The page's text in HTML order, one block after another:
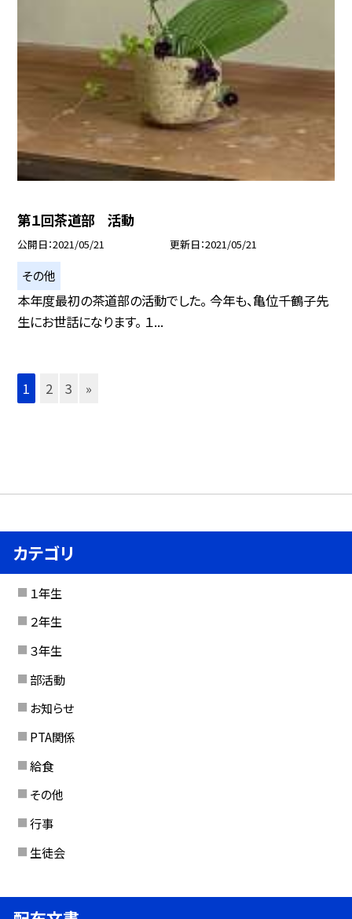
第１回茶道部 活動
公開日 2021/05/21 更新日 2021/05/21
その他
本年度最初の茶道部の活動でした。 今年も、亀位千鶴子先
生にお世話になります。 １...
1 2 3 »
カテゴリ
１年生
２年生
３年生
部活動
お知らせ
PTA関係
給食
その他
行事
生徒会